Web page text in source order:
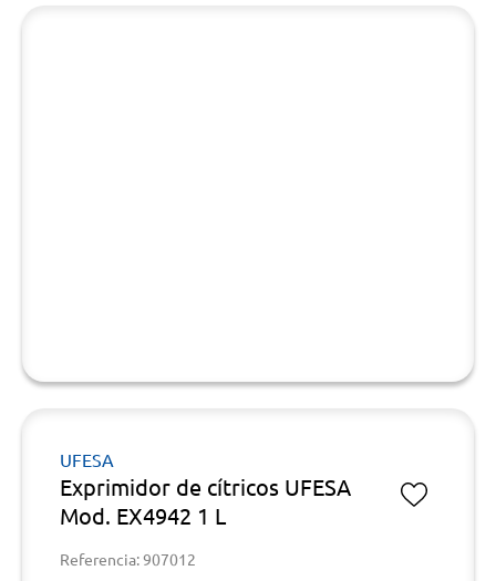
UFESA
Exprimidor de cítricos UFESA
Mod. EX4942 1 L
Referencia: 907012